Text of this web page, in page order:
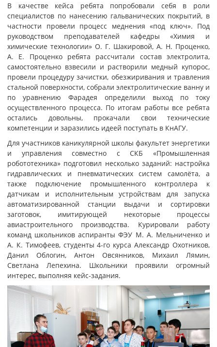
В качестве кейса ребята попробовали себя в роли
специалистов по нанесению гальванических покрытий, в
частности провели процесс меднения «под ключ». Под
руководством преподавателей кафедры «Химия и
химические технологии» О. Г. Шакировой, А. Н. Проценко,
А. Е. Проценко ребята рассчитали состав электролита,
самостоятельно взвесили и растворили медный купорос,
провели процедуру зачистки, обезжиривания и травления
стальной поверхности, собрали электролитические ванну и
по уравнению Фарадея определили выход по току
осуществленного процесса. По итогам работы все ребята
остались довольны, прокачали свои технические
компетенции и заразились идеей поступать в КнАГУ.
Для участников каникулярной школы факультет энергетики
и управления совместно с СКБ «Промышленная
робототехника» подготовил несколько заданий: настройка
гидравлических и пневматических систем самолёта, а
также подключение промышленного контроллера к
датчикам и исполнительным устройствам для запуска
автоматизированной станции выдачи и сортировки
заготовок, имитирующей некоторые процессы
авиастроительного производства. Курировали работу
команд школьников аспиранты ФЭУ М. А. Мельниченко и
А. К. Тимофеев, студенты 4-го курса Александр Охотников,
Данил Облогин, Антон Овсянников, Михаил Лямин,
Светлана Лепехина. Школьники проявили огромный
интерес, выполняя кейс-задания.